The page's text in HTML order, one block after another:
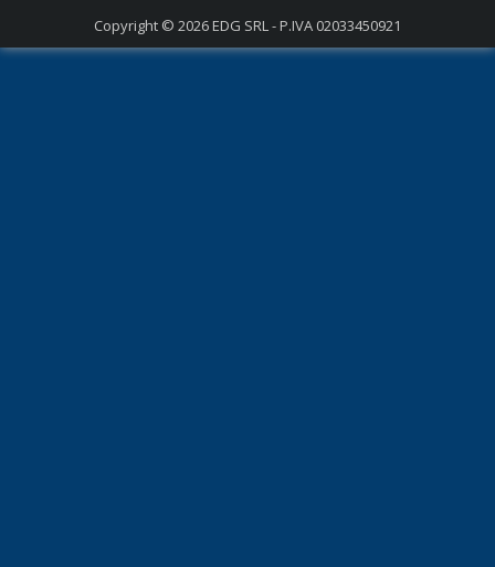
Copyright © 2026EDG SRL - P.IVA 02033450921